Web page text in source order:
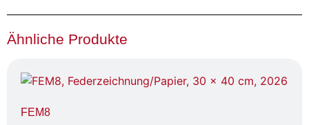
Ähnliche Produkte
FEM8